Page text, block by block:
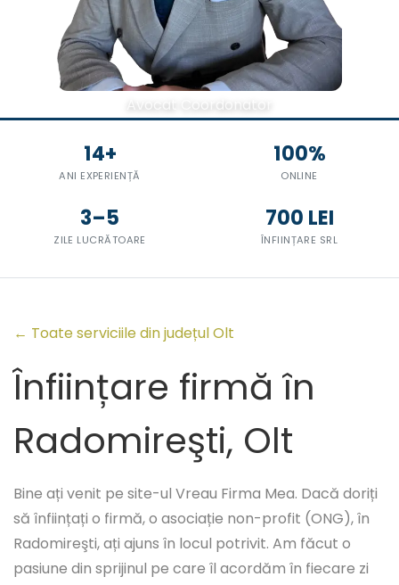
Avocat Coordonator
14+
ANI EXPERIENȚĂ
100%
ONLINE
3–5
ZILE LUCRĂTOARE
700 LEI
ÎNFIINȚARE SRL
← Toate serviciile din județul Olt
Înființare firmă în
Radomireşti, Olt
Bine ați venit pe site-ul Vreau Firma Mea. Dacă doriți
să înființați o firmă, o asociație non-profit (ONG), în
Radomireşti, ați ajuns în locul potrivit. Am făcut o
pasiune din sprijinul pe care îl acordăm în fiecare zi